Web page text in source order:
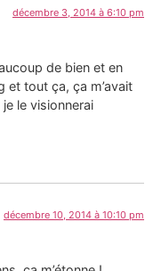
décembre 3, 2014 à 6:10 pm
de bien et en
et tout ça, ça m’avait
le visionnerai
décembre 10, 2014 à 10:10 pm